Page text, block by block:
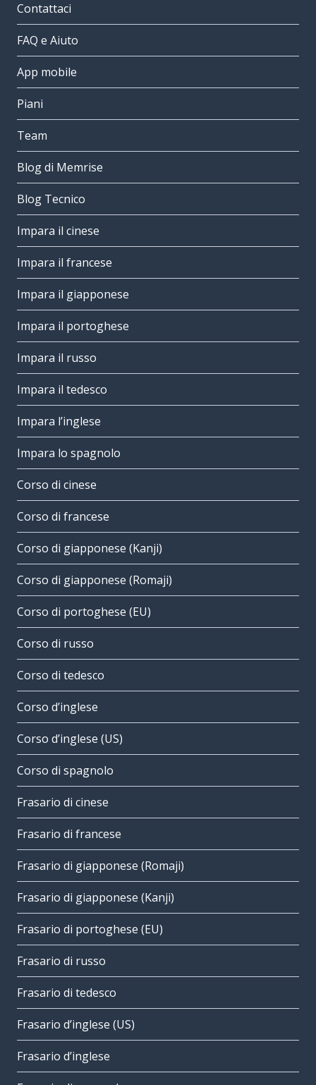
Contattaci
FAQ e Aiuto
App mobile
Piani
Team
Blog di Memrise
Blog Tecnico
Impara il cinese
Impara il francese
Impara il giapponese
Impara il portoghese
Impara il russo
Impara il tedesco
Impara l’inglese
Impara lo spagnolo
Corso di cinese
Corso di francese
Corso di giapponese (Kanji)
Corso di giapponese (Romaji)
Corso di portoghese (EU)
Corso di russo
Corso di tedesco
Corso d’inglese
Corso d’inglese (US)
Corso di spagnolo
Frasario di cinese
Frasario di francese
Frasario di giapponese (Romaji)
Frasario di giapponese (Kanji)
Frasario di portoghese (EU)
Frasario di russo
Frasario di tedesco
Frasario d’inglese (US)
Frasario d’inglese